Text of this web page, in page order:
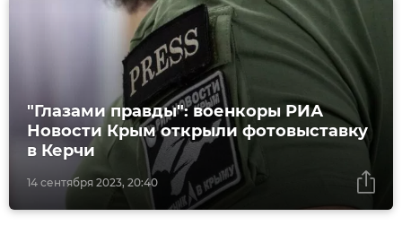
14 сентября 2023, 20:40
"Глазами правды": военкоры РИА
Новости Крым открыли фотовыставку
в Керчи